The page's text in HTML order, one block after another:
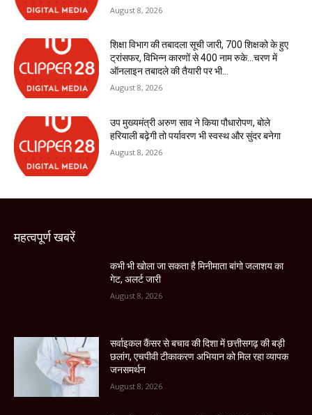
August 8, 2026
शिक्षा विभाग की तबादला सूची जारी, 700 शिक्षको के हुए
ट्रांसफर, विभिन्न कारणों से 400 नाम रुके…चरण में
ऑनलाइन तबादले की तैयारी पर भी...
August 8, 2026
उप मुख्यमंत्री अरुण साव ने किया पौधारोपण, बोले
हरियाली बढ़ेगी तो पर्यावरण भी स्वस्थ और सुंदर बनेगा
August 8, 2026
महत्वपूर्ण खबरें
कभी भी खोला जा सकता है मिनीमाता बांगो जलाशय का
गेट, अलर्ट जारी
August 8, 2026
सर्वाइकल कैंसर से बचाव की दिशा में छत्तीसगढ़ की बड़ी
छलांग, एचपीवी टीकाकरण अभियान को मिल रहा व्यापक
जनसमर्थन
August 8, 2026